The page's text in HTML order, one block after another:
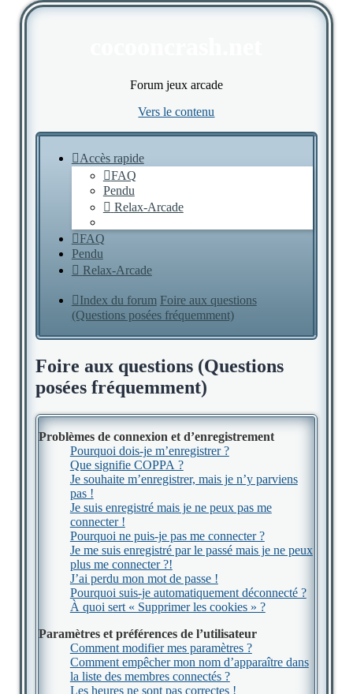
Forum jeux arcade
Vers le contenu
Accès rapide
FAQ
Pendu
Relax-Arcade
FAQ
Pendu
Relax-Arcade
Index du forum Foire aux questions
(Questions posées fréquemment)
Foire aux questions (Questions
posées fréquemment)
Problèmes de connexion et d’enregistrement
Pourquoi dois-je m’enregistrer ?
Que signifie COPPA ?
Je souhaite m’enregistrer, mais je n’y parviens
pas !
Je suis enregistré mais je ne peux pas me
connecter !
Pourquoi ne puis-je pas me connecter ?
Je me suis enregistré par le passé mais je ne peux
plus me connecter ?!
J’ai perdu mon mot de passe !
Pourquoi suis-je automatiquement déconnecté ?
À quoi sert « Supprimer les cookies » ?
Paramètres et préférences de l’utilisateur
Comment modifier mes paramètres ?
Comment empêcher mon nom d’apparaître dans
la liste des membres connectés ?
Les heures ne sont pas correctes !